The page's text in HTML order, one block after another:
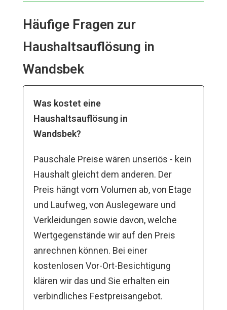
Häufige Fragen zur
Haushaltsauflösung in
Wandsbek
Was kostet eine
Haushaltsauflösung in
Wandsbek?
Pauschale Preise wären unseriös - kein
Haushalt gleicht dem anderen. Der
Preis hängt vom Volumen ab, von Etage
und Laufweg, von Auslegeware und
Verkleidungen sowie davon, welche
Wertgegenstände wir auf den Preis
anrechnen können. Bei einer
kostenlosen Vor-Ort-Besichtigung
klären wir das und Sie erhalten ein
verbindliches Festpreisangebot.